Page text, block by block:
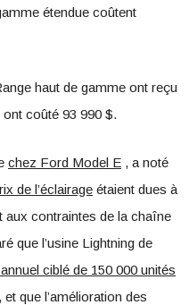
étendue coûtent
haut de gamme ont reçu
coûté 93 990 $.
chez Ford Model E , a noté
de l’éclairage étaient dues à
aux contraintes de la chaîne
que l’usine Lightning de
ciblé de 150 000 unités
que l’amélioration des